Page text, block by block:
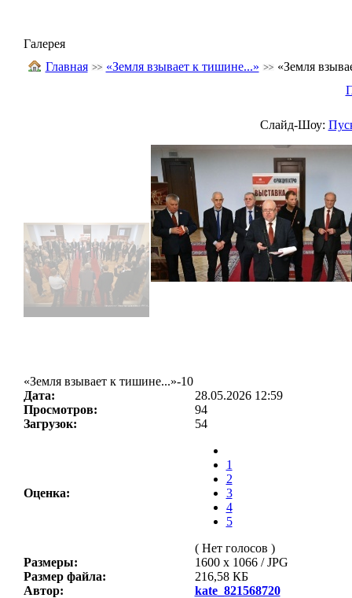
Галерея
Главная
«Земля взывает к тишине...»
«Земля
Слайд-Шоу:
«Земля взывает к тишине...»-10
Дата:
28.05.2026 12:59
Просмотров:
94
Загрузок:
54
Оценка:
1
2
3
4
5
( Нет голосов )
Размеры:
1600 x 1066 / JPG
Размер файла:
216,58 КБ
Автор:
kate_821568720